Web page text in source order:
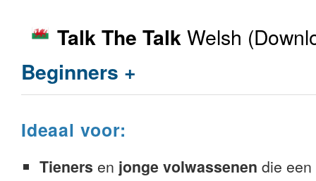
Talk The TalkWelsh
Beginners +
Ideaal voor:
Tieners en jonge volwassenen die